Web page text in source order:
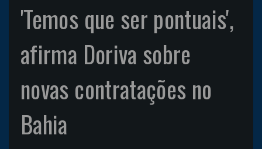
'Temos que ser pontuais',
afirma Doriva sobre
novas contratações no
Bahia